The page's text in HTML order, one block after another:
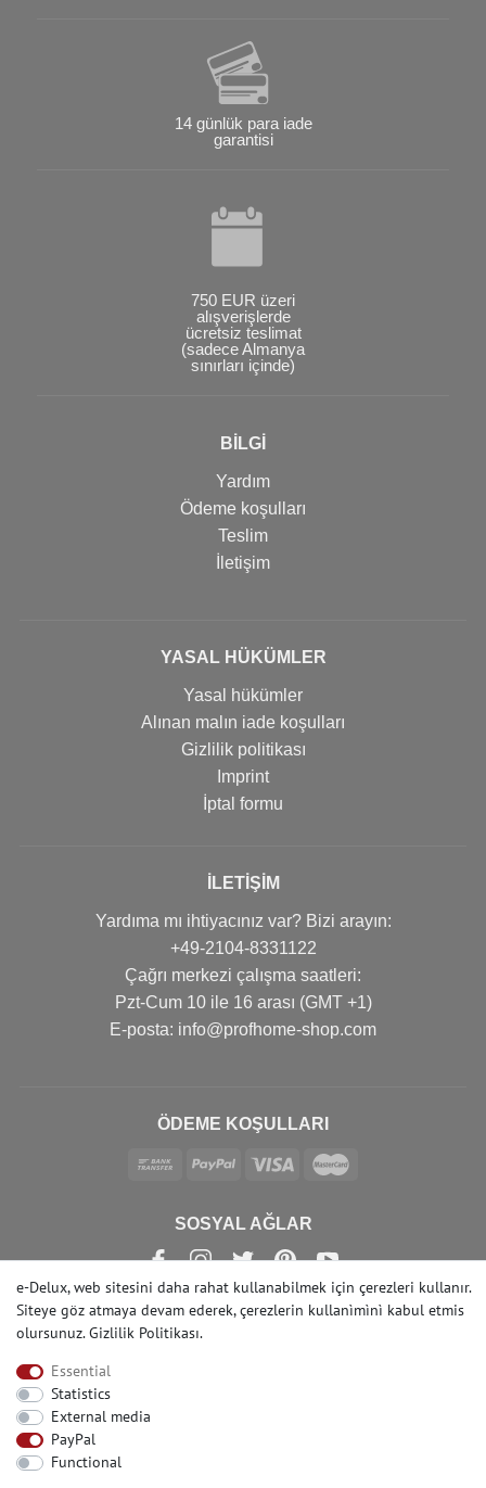
14 günlük para iade
garantisi
750 EUR üzeri
alışverişlerde
ücretsiz teslimat
(sadece Almanya
sınırları içinde)
BİLGİ
Yardım
Ödeme koşulları
Teslim
İletişim
YASAL HÜKÜMLER
Yasal hükümler
Alınan malın iade koşulları
Gizlilik politikası
Imprint
İptal formu
İLETIŞIM
Yardıma mı ihtiyacınız var? Bizi arayın:
+49-2104-8331122
Çağrı merkezi çalışma saatleri:
Pzt-Cum 10 ile 16 arası (GMT +1)
Е-posta: info@profhome-shop.com
ÖDEME KOŞULLARI
SOSYAL AĞLAR
e-Delux, web sitesini daha rahat kullanabilmek için çerezleri kullanır.
Siteye göz atmaya devam ederek, çerezlerin kullanìmìnì kabul etmis
olursunuz.Gizlilik Politikası.
Essential
Statistics
External media
PayPal
Functional